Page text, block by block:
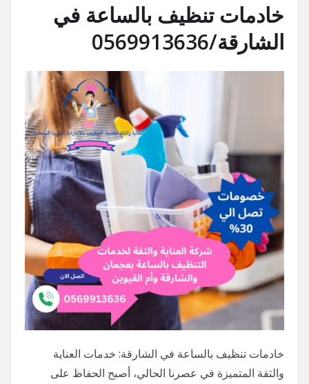
خادمات تنظيف بالساعة في
الشارقة/0569913636
خادمات تنظيف بالساعة في الشارقة: خدمات العناية
والثقة المتميزة في عصرنا الحالي، أصبح الحفاظ على